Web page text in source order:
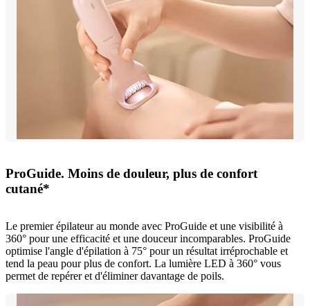
ProGuide. Moins de douleur, plus de confort
cutané*
Le premier épilateur au monde avec ProGuide et une visibilité à
360° pour une efficacité et une douceur incomparables. ProGuide
optimise l'angle d'épilation à 75° pour un résultat irréprochable et
tend la peau pour plus de confort. La lumière LED à 360° vous
permet de repérer et d'éliminer davantage de poils.